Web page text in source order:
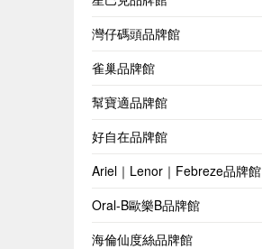
灣仔碼頭品牌館
雀巢品牌館
幫寶適品牌館
好自在品牌館
Ariel｜Lenor｜Febreze品牌館
Oral-B歐樂B品牌館
海倫仙度絲品牌館